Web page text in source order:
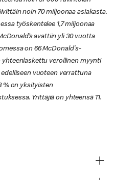
noin 70 miljoonaa asiakasta.
työskentelee 1,7 miljoonaa
avattiin yli 30 vuotta
on 66 McDonald's-
yhteenlaskettu verollinen myynti
edelliseen vuoteen verrattuna
% on yksityisten
Yrittäjiä on yhteensä 11.